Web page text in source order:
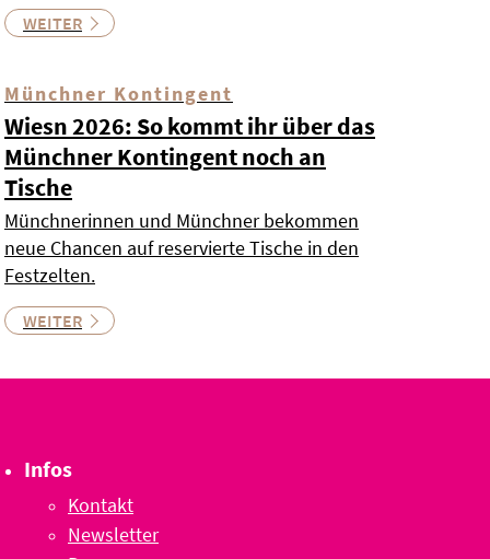
WEITER
Münchner Kontingent
Wiesn 2026: So kommt ihr über das
Münchner Kontingent noch an
Tische
Münchnerinnen und Münchner bekommen
neue Chancen auf reservierte Tische in den
Festzelten.
WEITER
Infos
Kontakt
Newsletter